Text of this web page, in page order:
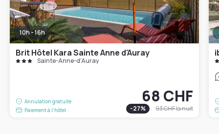
10h - 16h
Brit Hôtel Kara Sainte Anne d'Auray
Sainte-Anne-d'Auray
Annulation gratuite
Paiement à l'hôtel
68 CHF
-27% 93 CHFla nuit